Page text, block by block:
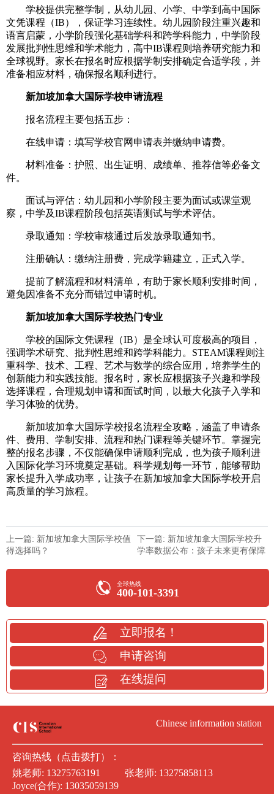
学校提供完整学制，从幼儿园、小学、中学到高中国际
文凭课程（IB），保证学习连续性。幼儿园阶段注重兴趣和
语言启蒙，小学阶段强化基础学科和跨学科能力，中学阶段
发展批判性思维和学术能力，高中IB课程则培养研究能力和
全球视野。家长在报名时应根据学制安排确定合适学段，并
准备相应材料，确保报名顺利进行。
新加坡加拿大国际学校申请流程
报名流程主要包括五步：
在线申请：填写学校官网申请表并缴纳申请费。
材料准备：护照、出生证明、成绩单、推荐信等必备文
件。
面试与评估：幼儿园和小学阶段主要为面试或课堂观
察，中学及IB课程阶段包括英语测试与学术评估。
录取通知：学校审核通过后发放录取通知书。
注册确认：缴纳注册费，完成学籍建立，正式入学。
提前了解流程和材料清单，有助于家长顺利安排时间，
避免因准备不充分而错过申请时机。
新加坡加拿大国际学校热门专业
学校的国际文凭课程（IB）是全球认可度极高的项目，
强调学术研究、批判性思维和跨学科能力。STEAM课程则注
重科学、技术、工程、艺术与数学的综合应用，培养学生的
创新能力和实践技能。报名时，家长应根据孩子兴趣和学段
选择课程，合理规划申请和面试时间，以最大化孩子入学和
学习体验的优势。
新加坡加拿大国际学校报名流程全攻略，涵盖了申请条
件、费用、学制安排、流程和热门课程等关键环节。掌握完
整的报名步骤，不仅能确保申请顺利完成，也为孩子顺利进
入国际化学习环境奠定基础。科学规划每一环节，能够帮助
家长提升入学成功率，让孩子在新加坡加拿大国际学校开启
高质量的学习旅程。
上一篇: 新加坡加拿大国际学校值
得选择吗？
下一篇: 新加坡加拿大国际学校升
学率数据公布：孩子未来更有保障
全球热线
400-101-3391
立即报名！
申请咨询
在线提问
Chinese information station
咨询热线（点击拨打）：
姚老师: 13275763191 张老师: 13275858113
Joyce(合作): 13035059139